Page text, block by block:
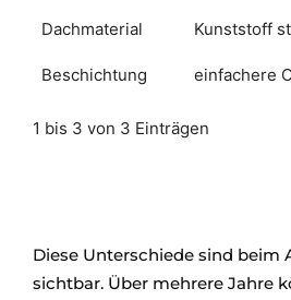
Dachmaterial Kunststoff
Beschichtung einfachere
1 bis 3 von 3 Einträgen
Diese Unterschiede sind beim
sichtbar. Über mehrere Jahre